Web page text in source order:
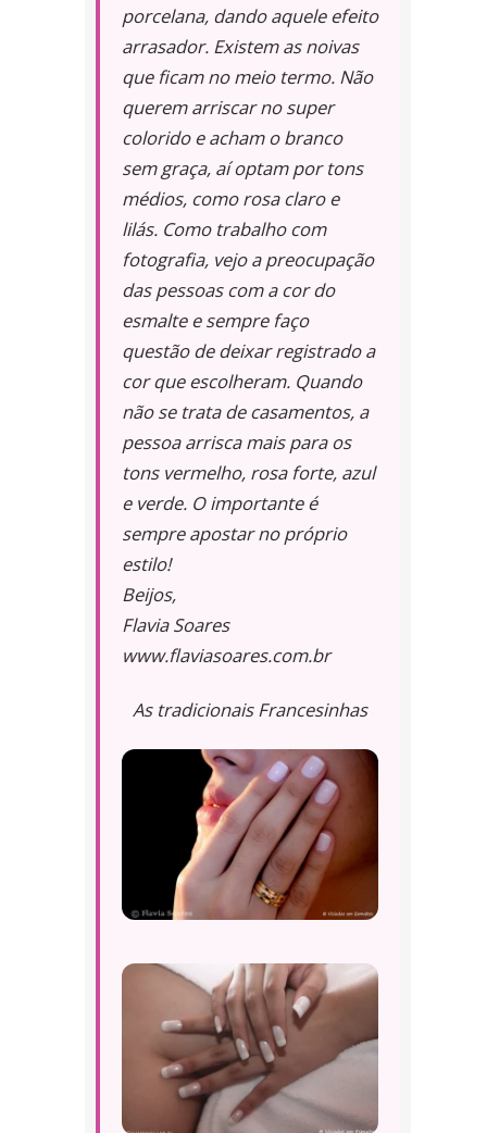
porcelana, dando aquele efeito
arrasador. Existem as noivas
que ficam no meio termo. Não
querem arriscar no super
colorido e acham o branco
sem graça, aí optam por tons
médios, como rosa claro e
lilás. Como trabalho com
fotografia, vejo a preocupação
das pessoas com a cor do
esmalte e sempre faço
questão de deixar registrado a
cor que escolheram. Quando
não se trata de casamentos, a
pessoa arrisca mais para os
tons vermelho, rosa forte, azul
e verde. O importante é
sempre apostar no próprio
estilo!
Beijos,
Flavia Soares
www.flaviasoares.com.br
As tradicionais Francesinhas